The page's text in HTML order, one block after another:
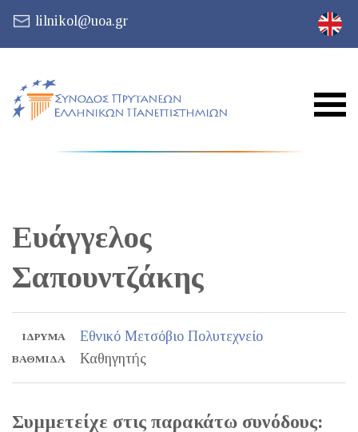
lilnikol@uoa.gr
Ευάγγελος
Σαπουντζάκης
ΊΔΡΥΜΑ Εθνικό Μετσόβιο Πολυτεχνείο
ΒΑΘΜΊΔΑ Καθηγητής
Συμμετείχε στις παρακάτω συνόδους: